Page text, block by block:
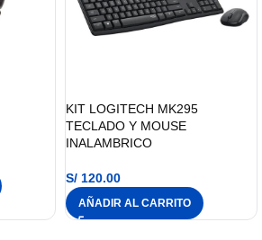
KIT LOGITECH MK295
TECLADO Y MOUSE
INALAMBRICO
S/ 120.00
AÑADIR AL CARRITO